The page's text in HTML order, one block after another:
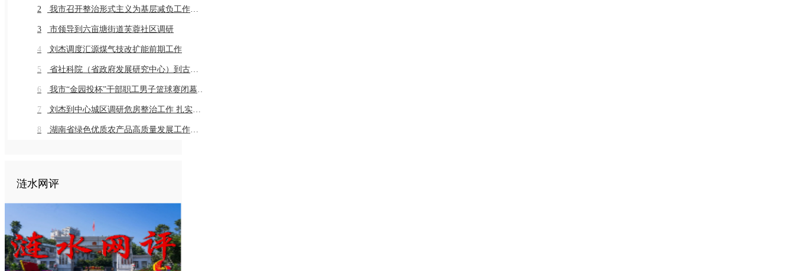
2 我市召开整治形式主义为基层减负工作推进会暨业务培训会议
3 市领导到六亩塘街道芙蓉社区调研
4 刘杰调度汇源煤气技改扩能前期工作
5 省社科院（省政府发展研究中心）到古仙界村调研乡村振兴工作
6 我市“金园投杯”干部职工男子篮球赛闭幕 市直组高新金园代表队 乡镇组桥头河镇代表队获得冠军
7 刘杰到中心城区调研危房整治工作 扎实推进危房整治工作 切实保障群众住房安全
8 湖南省绿色优质农产品高质量发展工作推进会在我市召开
涟水网评